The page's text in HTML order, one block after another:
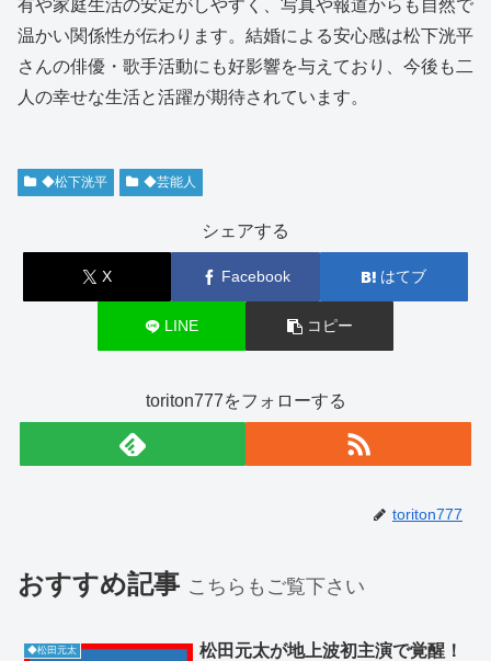
有や家庭生活の安定がしやすく、写真や報道からも自然で
温かい関係性が伝わります。結婚による安心感は松下洸平
さんの俳優・歌手活動にも好影響を与えており、今後も二
人の幸せな生活と活躍が期待されています。
◆松下洸平 ◆芸能人
シェアする
X Facebook はてブ
LINE コピー
toriton777をフォローする
toriton777
おすすめ記事 こちらもご覧下さい
◆松田元太 松田元太が地上波初主演で覚醒！